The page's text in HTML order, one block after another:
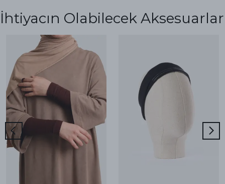
İhtiyacın Olabilecek Aksesuarlar